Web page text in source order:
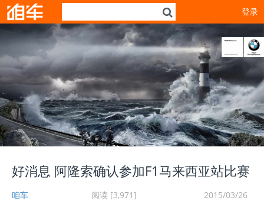
登录
好消息 阿隆索确认参加F1马来西亚站比赛
咱车 阅读 [3,971] 2015/03/26